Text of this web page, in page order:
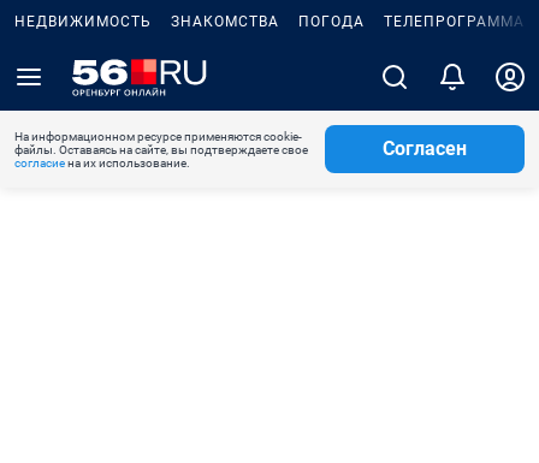
НЕДВИЖИМОСТЬ ЗНАКОМСТВА ПОГОДА ТЕЛЕПРОГРАММА
На информационном ресурсе применяются cookie-
файлы. Оставаясь на сайте, вы подтверждаете свое
согласиена их использование.
Согласен